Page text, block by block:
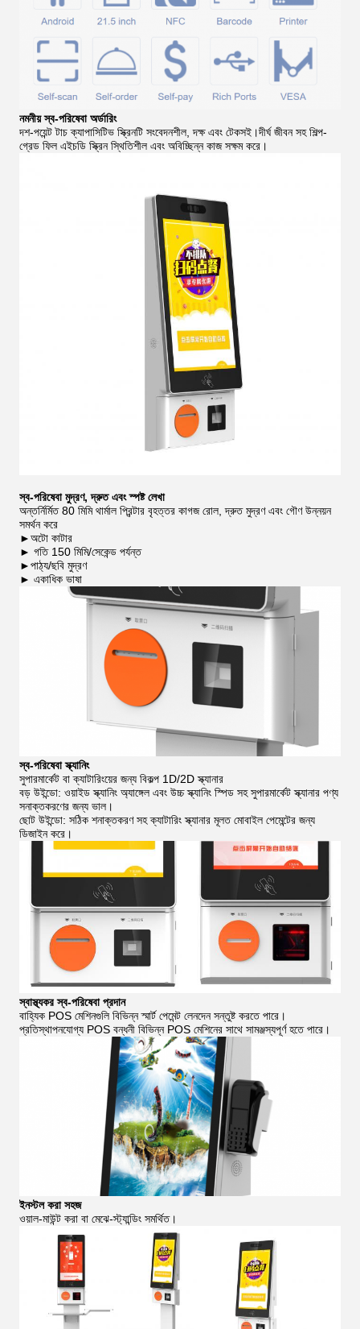
নমনীয় স্ব-পরিষেবা অর্ডারিং
দশ-পয়েন্ট টাচ ক্যাপাসিটিভ স্ক্রিনটি সংবেদনশীল, দক্ষ এবং টেকসই।দীর্ঘ জীবন সহ শিল্প-
গ্রেড ফিল এইচডি স্ক্রিন স্থিতিশীল এবং অবিচ্ছিন্ন কাজ সক্ষম করে।
স্ব-পরিষেবা মুদ্রণ, দ্রুত এবং স্পষ্ট লেখা
অন্তর্নির্মিত 80 মিমি থার্মাল প্রিন্টার বৃহত্তর কাগজ রোল, দ্রুত মুদ্রণ এবং গৌণ উন্নয়ন
সমর্থন করে
►অটো কাটার
► গতি 150 মিমি/সেকেন্ড পর্যন্ত
►পাঠ্য/ছবি মুদ্রণ
► একাধিক ভাষা
স্ব-পরিষেবা স্ক্যানিং
সুপারমার্কেট বা ক্যাটারিংয়ের জন্য বিকল্প 1D/2D স্ক্যানার
বড় উইন্ডো: ওয়াইড স্ক্যানিং অ্যাঙ্গেল এবং উচ্চ স্ক্যানিং স্পিড সহ সুপারমার্কেট স্ক্যানার পণ্য
সনাক্তকরণের জন্য ভাল।
ছোট উইন্ডো: সঠিক শনাক্তকরণ সহ ক্যাটারিং স্ক্যানার মূলত মোবাইল পেমেন্টের জন্য
ডিজাইন করে।
স্বাস্থ্যকর স্ব-পরিষেবা প্রদান
বাহ্যিক POS মেশিনগুলি বিভিন্ন স্মার্ট পেমেন্ট লেনদেন সন্তুষ্ট করতে পারে।
প্রতিস্থাপনযোগ্য POS বন্ধনী বিভিন্ন POS মেশিনের সাথে সামঞ্জস্যপূর্ণ হতে পারে।
ইনস্টল করা সহজ
ওয়াল-মাউন্ট করা বা মেঝে-স্ট্যান্ডিং সমর্থিত।